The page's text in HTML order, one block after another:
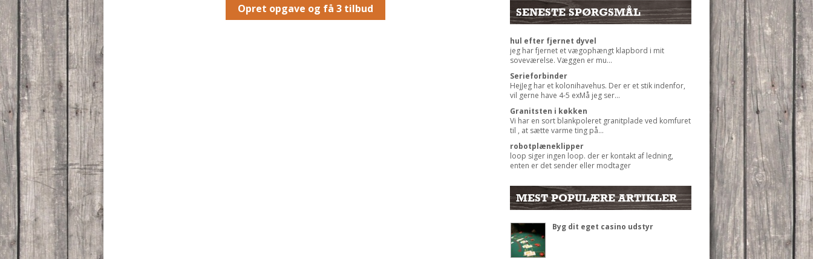
Opret opgave og få 3 tilbud
SENESTE SPØRGSMÅL
hul efter fjernet dyvel
jeg har fjernet et vægophængt klapbord i mit
soveværelse. Væggen er mu...
Serieforbinder
HejJeg har et kolonihavehus. Der er et stik indenfor,
vil gerne have 4-5 exMå jeg ser...
Granitsten i køkken
Vi har en sort blankpoleret granitplade ved komfuret
til , at sætte varme ting på...
robotplæneklipper
loop siger ingen loop. der er kontakt af ledning,
enten er det sender eller modtager
MEST POPULÆRE ARTIKLER
Byg dit eget casino udstyr